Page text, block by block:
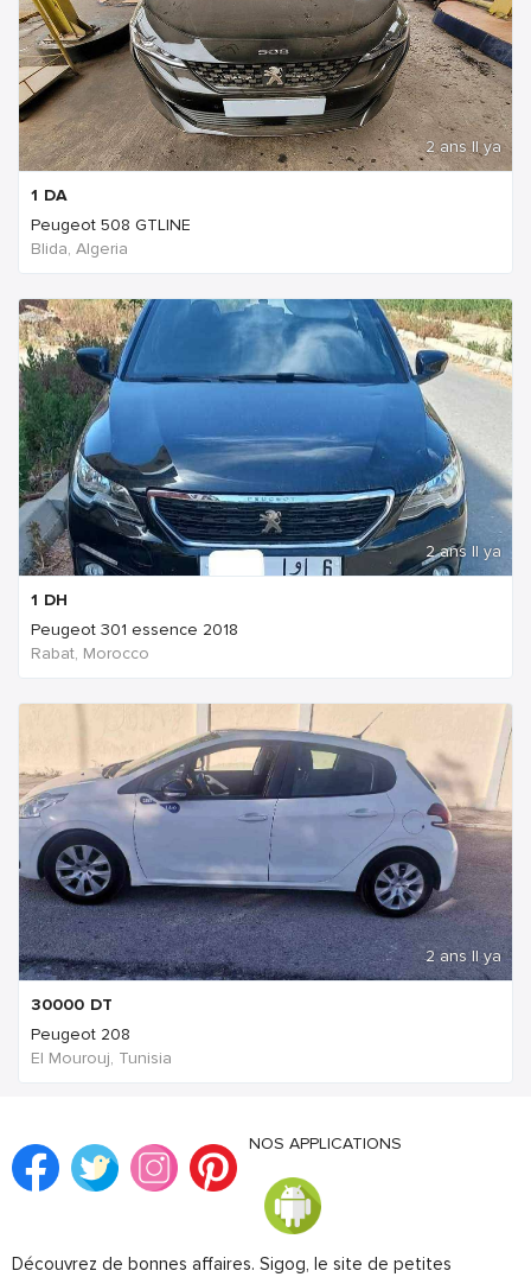
2 ans Il ya
1 DA
Peugeot 508 GTLINE
Blida, Algeria
2 ans Il ya
1 DH
Peugeot 301 essence 2018
Rabat, Morocco
2 ans Il ya
30000 DT
Peugeot 208
El Mourouj, Tunisia
NOS APPLICATIONS
Découvrez de bonnes affaires. Sigog, le site de petites